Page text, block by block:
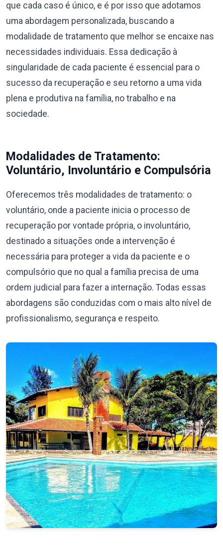
que cada caso é único, e é por isso que adotamos
uma abordagem personalizada, buscando a
modalidade de tratamento que melhor se encaixe nas
necessidades individuais. Essa dedicação à
singularidade de cada paciente é essencial para o
sucesso da recuperação e seu retorno a uma vida
plena e produtiva na família, no trabalho e na
sociedade.
Modalidades de Tratamento:
Voluntário, Involuntário e Compulsória
Oferecemos três modalidades de tratamento: o
voluntário, onde a paciente inicia o processo de
recuperação por vontade própria, o involuntário,
destinado a situações onde a intervenção é
necessária para proteger a vida da paciente e o
compulsório que no qual a família precisa de uma
ordem judicial para fazer a internação. Todas essas
abordagens são conduzidas com o mais alto nível de
profissionalismo, segurança e respeito.